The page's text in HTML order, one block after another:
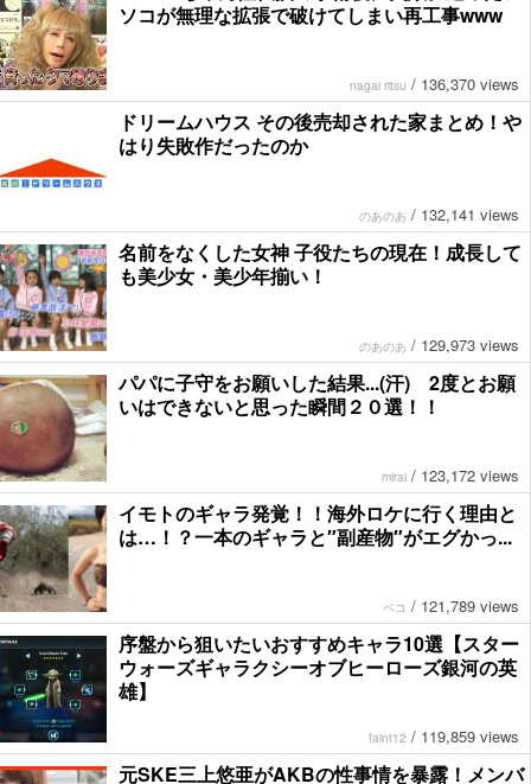
ソコが無理な拡張で破けてしまい再工事www
nagai ritsu / 136,370 views
ドリームハウス その後売却された家まとめ！や
はり失敗作だったのか
のあのあ / 132,141 views
名前をなくした女神 子役たちの現在！成長して
も美少女・美少年揃い！
のあのあ / 129,973 views
パパに子守をお願いした結果...(汗) 2度とお願
いはできないと思った瞬間２０選！！
mirai / 123,172 views
イモトのギャラ発覚！！海外ロケに行く理由と
は…！？一本のギャラと″副産物″がエグかっ...
ペコ / 121,789 views
序盤から狙いたいおすすめキャラ10選【スター
ウォーズギャラクシーオブヒーローズ銀河の英
雄】
faint12 / 119,859 views
元SKE三上悠亜がAKBの性事情を暴露！メンバ